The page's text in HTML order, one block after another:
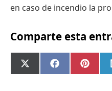
en caso de incendio la
Comparte esta
Compartir
en
X
(Twitter)
Compartir
en
Facebook
en